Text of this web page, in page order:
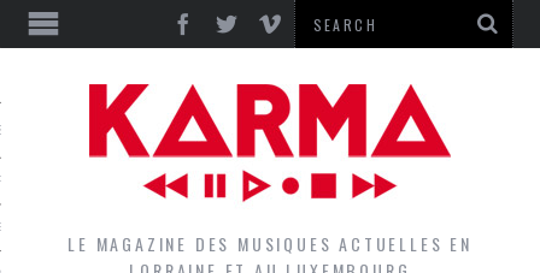
LE MAGAZINE DES MUSIQUES ACTUELLES EN